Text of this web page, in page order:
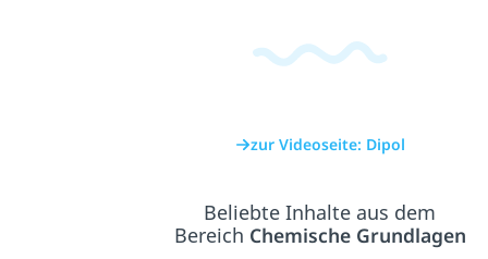
zur Videoseite: Dipol
Beliebte Inhalte aus dem
Bereich Chemische Grundlagen